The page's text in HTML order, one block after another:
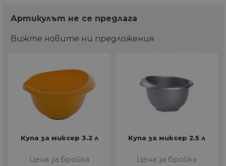
Артикулът не се предлага
Вижте новите ни предложения
Купа за миксер 3.2 л
Цена за бройка
Купа за миксер 2.5 л
Цена за бройка